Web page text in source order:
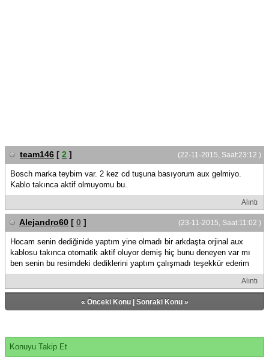
(22-11-2015, Saat:23:12 )
team146 [ 2 ]
Bosch marka teybim var. 2 kez cd tuşuna basıyorum aux gelmiyo.
Kablo takınca aktif olmuyomu bu.
Alıntı
(23-11-2015, Saat:11:02 )
Alejandro60 [ 0 ]
Hocam senin dediğinide yaptım yine olmadı bir arkdaşta orjinal aux
kablosu takınca otomatik aktif oluyor demiş hiç bunu deneyen var mı
ben senin bu resimdeki dediklerini yaptım çalışmadı teşekkür ederim
Alıntı
« Önceki Konu| Sonraki Konu»
Konuyu Takip Et